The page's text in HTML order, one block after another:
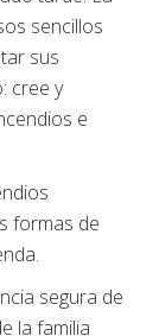
sencillos
sus
cree y
e
formas de
segura de
la familia